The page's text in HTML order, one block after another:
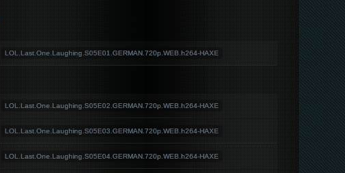
LOL.Last.One.Laughing.S05E01.GERMAN.720p.WEB.h264-HAXE
LOL.Last.One.Laughing.S05E02.GERMAN.720p.WEB.h264-HAXE
LOL.Last.One.Laughing.S05E03.GERMAN.720p.WEB.h264-HAXE
LOL.Last.One.Laughing.S05E04.GERMAN.720p.WEB.h264-HAXE